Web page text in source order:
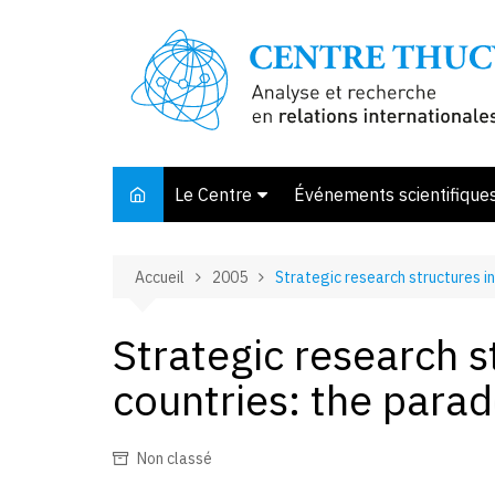
Le Centre
Membres et associés
Bibliothèque
Offre de stage
Événements
Accueil 2005 Strategic research structures
Strategic research
countries: the
Non classé